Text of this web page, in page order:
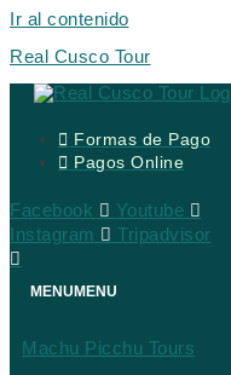
Ir al contenido
Real Cusco Tour
Formas de Pago
Pagos Online
Facebook
Youtube
Instagram
Tripadvisor
MENU MENU
Machu Picchu Tours